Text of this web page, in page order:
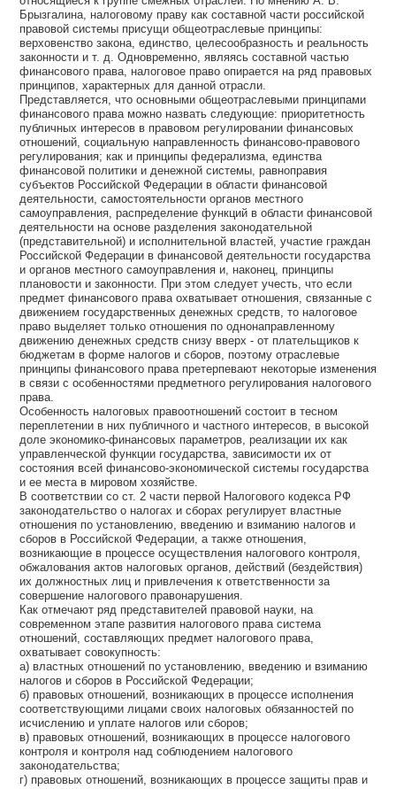
Брызгалина, налоговому праву как составной части российской
правовой системы присущи общеотраслевые принципы:
верховенство закона, единство, целесообразность и реальность
законности и т. д. Одновременно, являясь составной частью
финансового права, налоговое право опирается на ряд правовых
принципов, характерных для данной отрасли.
Представляется, что основными общеотраслевыми принципами
финансового права можно назвать следующие: приоритетность
публичных интересов в правовом регулировании финансовых
отношений, социальную направленность финансово-правового
регулирования; как и принципы федерализма, единства
финансовой политики и денежной системы, равноправия
субъектов Российской Федерации в области финансовой
деятельности, самостоятельности органов местного
самоуправления, распределение функций в области финансовой
деятельности на основе разделения законодательной
(представительной) и исполнительной властей, участие граждан
Российской Федерации в финансовой деятельности государства
и органов местного самоуправления и, наконец, принципы
плановости и законности. При этом следует учесть, что если
предмет финансового права охватывает отношения, связанные с
движением государственных денежных средств, то налоговое
право выделяет только отношения по однонаправленному
движению денежных средств снизу вверх - от плательщиков к
бюджетам в форме налогов и сборов, поэтому отраслевые
принципы финансового права претерпевают некоторые изменения
в связи с особенностями предметного регулирования налогового
права.
Особенность налоговых правоотношений состоит в тесном
переплетении в них публичного и частного интересов, в высокой
доле экономико-финансовых параметров, реализации их как
управленческой функции государства, зависимости их от
состояния всей финансово-экономической системы государства
и ее места в мировом хозяйстве.
В соответствии со ст. 2 части первой Налогового кодекса РФ
законодательство о налогах и сборах регулирует властные
отношения по установлению, введению и взиманию налогов и
сборов в Российской Федерации, а также отношения,
возникающие в процессе осуществления налогового контроля,
обжалования актов налоговых органов, действий (бездействия)
их должностных лиц и привлечения к ответственности за
совершение налогового правонарушения.
Как отмечают ряд представителей правовой науки, на
современном этапе развития налогового права система
отношений, составляющих предмет налогового права,
охватывает совокупность:
а) властных отношений по установлению, введению и взиманию
налогов и сборов в Российской Федерации;
б) правовых отношений, возникающих в процессе исполнения
соответствующими лицами своих налоговых обязанностей по
исчислению и уплате налогов или сборов;
в) правовых отношений, возникающих в процессе налогового
контроля и контроля над соблюдением налогового
законодательства;
г) правовых отношений, возникающих в процессе защиты прав и